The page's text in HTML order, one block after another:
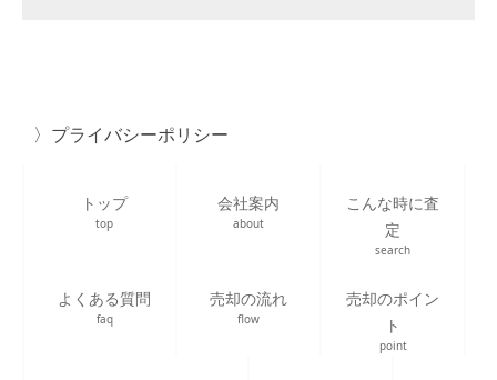
プライバシーポリシー
トップ
top
会社案内
about
こんな時に査
定
search
よくある質問
faq
売却の流れ
flow
売却のポイン
ト
point